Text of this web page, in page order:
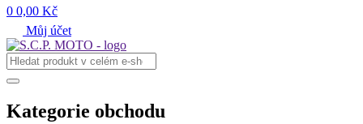
0 0,00 Kč
Můj účet
Kategorie obchodu